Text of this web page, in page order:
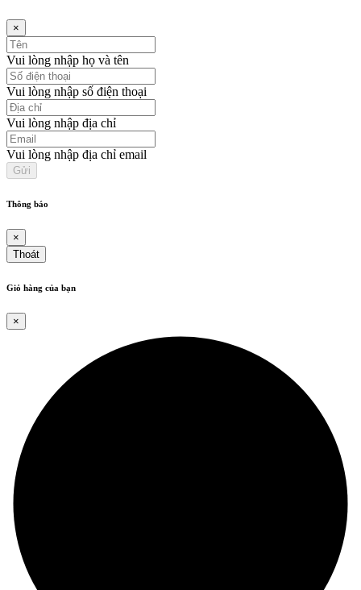
×
Vui lòng nhập họ và tên
Vui lòng nhập số điện thoại
Vui lòng nhập địa chỉ
Vui lòng nhập địa chỉ email
Thông báo
×
Thoát
Giỏ hàng của bạn
×